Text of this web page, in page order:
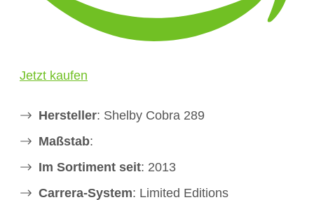
Jetzt kaufen
Hersteller: Shelby Cobra 289
Maßstab:
Im Sortiment seit: 2013
Carrera-System: Limited Editions